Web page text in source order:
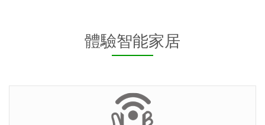
體驗智能家居